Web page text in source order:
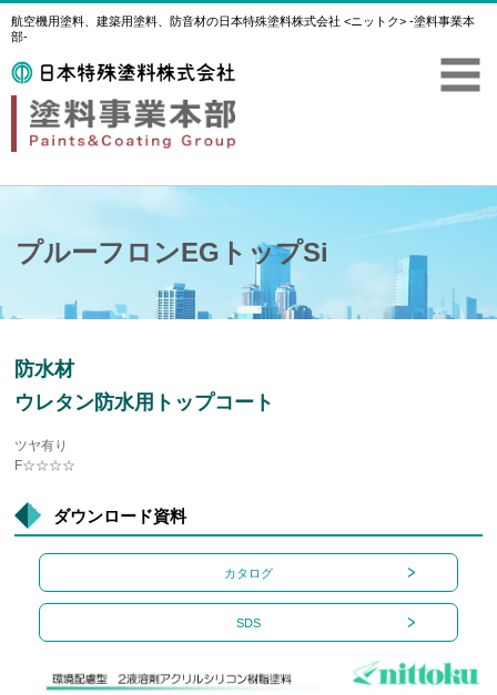
航空機用塗料、建築用塗料、防音材の日本特殊塗料株式会社 <ニットク> -塗料事業本
部-
プルーフロンEGトップSi
防水材
ウレタン防水用トップコート
ツヤ有り
F☆☆☆☆
ダウンロード資料
カタログ
SDS